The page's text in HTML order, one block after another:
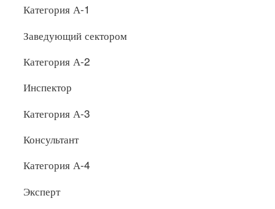
Категория А-1
Заведующий сектором
Категория А-2
Инспектор
Категория А-3
Консультант
Категория А-4
Эксперт